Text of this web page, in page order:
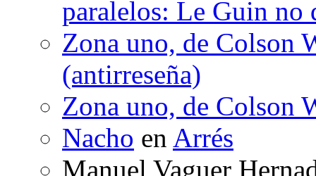
paralelos: Le Guin no
Zona uno, de Colson
(antirreseña)
Zona uno, de Colson
Nacho en Arrés
Manuel Vaguer